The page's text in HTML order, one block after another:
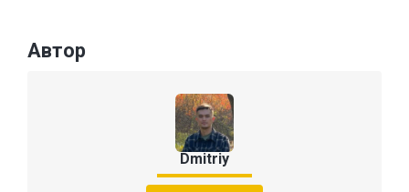
Автор
Dmitriy